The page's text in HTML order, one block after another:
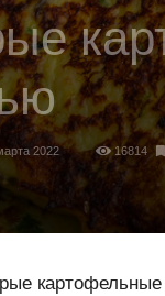
2022 16814